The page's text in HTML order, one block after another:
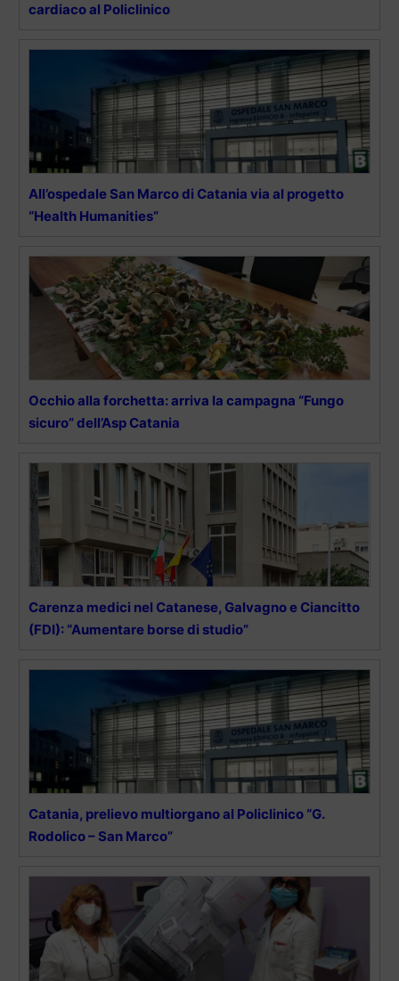
cardiaco al Policlinico
All’ospedale San Marco di Catania via al progetto
“Health Humanities”
Occhio alla forchetta: arriva la campagna “Fungo
sicuro” dell’Asp Catania
Carenza medici nel Catanese, Galvagno e Ciancitto
(FDI): “Aumentare borse di studio”
Catania, prelievo multiorgano al Policlinico “G.
Rodolico – San Marco”